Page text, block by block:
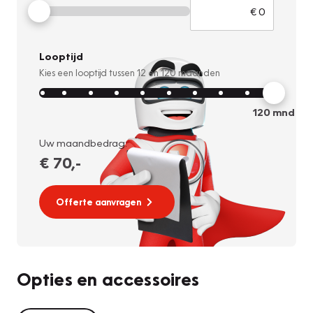
Looptijd
Kies een looptijd tussen 12 en120 maanden
120mnd
Uw maandbedrag:
€ 70,-
Offerte aanvragen
Opties en accessoires